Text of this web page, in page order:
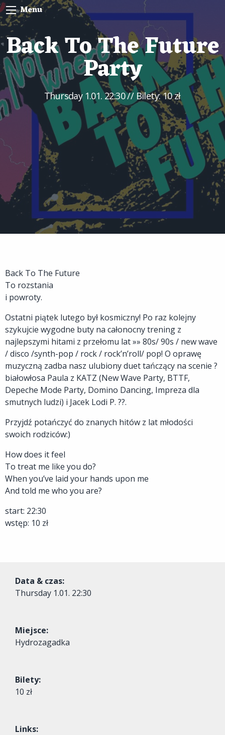
Menu
Back To The Future
Party
Thursday 1.01. 22:30// Bilety: 10 zł
Back To The Future
To rozstania
i powroty.
Ostatni piątek lutego był kosmiczny! Po raz kolejny
szykujcie wygodne buty na całonocny trening z
najlepszymi hitami z przełomu lat »» 80s/ 90s / new wave
/ disco /synth-pop / rock / rock’n’roll/ pop! O oprawę
muzyczną zadba nasz ulubiony duet tańczący na scenie ?
białowłosa Paula z KATZ (New Wave Party, BTTF,
Depeche Mode Party, Domino Dancing, Impreza dla
smutnych ludzi) i Jacek Lodi P. ??.
Przyjdź potańczyć do znanych hitów z lat młodości
swoich rodziców:)
How does it feel
To treat me like you do?
When you’ve laid your hands upon me
And told me who you are?
start: 22:30
wstęp: 10 zł
Data & czas:
Thursday 1.01. 22:30
Miejsce:
Hydrozagadka
Bilety:
10 zł
Links: